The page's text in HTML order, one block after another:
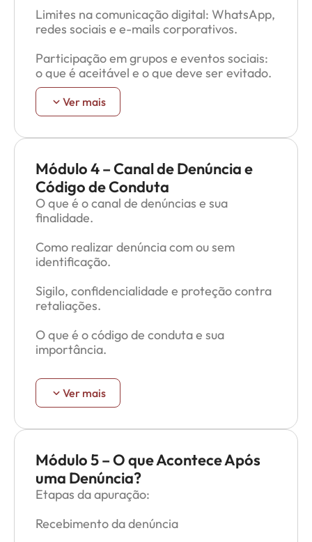
Toques sem consentimento
Insinuações
Piadas de duplo sentido
Troca de WhatsApp
Métodos perversos de tratamento
Violência verbal
Segregação
Assédio não ocorre apenas entre chefe e
empregado — também pode acontecer
A proteção legal vale para todos os sexos e
Exemplos práticos de condutas
inadequadas e suas consequências.
Limites na comunicação digital: WhatsApp,
redes sociais e e-mails corporativos.
Participação em grupos e eventos sociais:
o que é aceitável e o que deve ser evitado.
Dever de denunciar ou comunicar
situações de risco.
Ver mais
Módulo 4 – Canal de Denúncia e
Código de Conduta
O que é o canal de denúncias e sua
finalidade.
Como realizar denúncia com ou sem
identificação.
Sigilo, confidencialidade e proteção contra
retaliações.
O que é o código de conduta e sua
importância.
Como a empresa trata os relatos e qual o
Ver mais
Módulo 5 – O que Acontece Após
uma Denúncia?
Etapas da apuração:
Recebimento da denúncia